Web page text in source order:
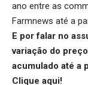
ano entre as
Farmnews até a
E por falar no
variação do
acumulado até a
Clique aqui!